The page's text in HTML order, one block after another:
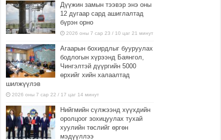
Дүүжин замын тээвэр энэ оны
12 дугаар сард ашиглалтад
бүрэн орно
2026 оны 7 сар 23 / 10 цаг 21 минут
Агаарын бохирдлыг бууруулах
бодлогын хүрээнд Баянгол,
Чингэлтэй дүүргийн 5000
өрхийг хийн халаалтад
шилжүүлэв
2026 оны 7 сар 22 / 17 цаг 14 минут
Нийгмийн сүлжээнд хүүхдийн
оролцоог зохицуулах тухай
хуулийн төслийг өргөн
мэдүүллээ